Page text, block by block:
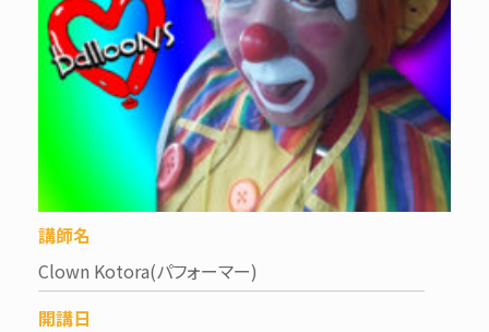
講師名
Clown Kotora(パフォーマー)
開講日